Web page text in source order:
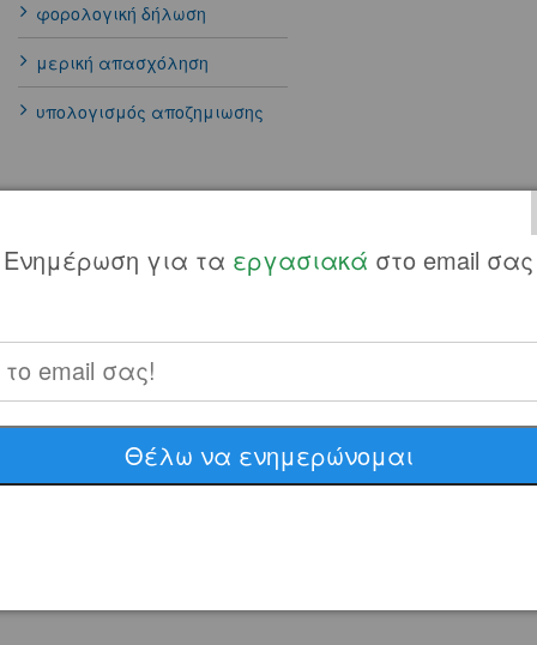
φορολογική δήλωση
μερική απασχόληση
υπολογισμός αποζημιωσης
Ανεξάρτητα με από την εργασιακή σχέση πάντα
διάστημα που εργάζεστε. Οπότε ανάλογα με τις
αποδοχές υπάρχουν δώρα που αντιστοιχούν επι του
μισθού όπως είναι τοΔώρο ΧριστουγέννωνκαιΔώρο
Πάσχα.
Αυτός ο calculator υποστήριζει τον υπολογισμό δώρων μόνο
Ενημέρωση για τα εργασιακά στο email σας
Θέλω να ενημερώνομαι